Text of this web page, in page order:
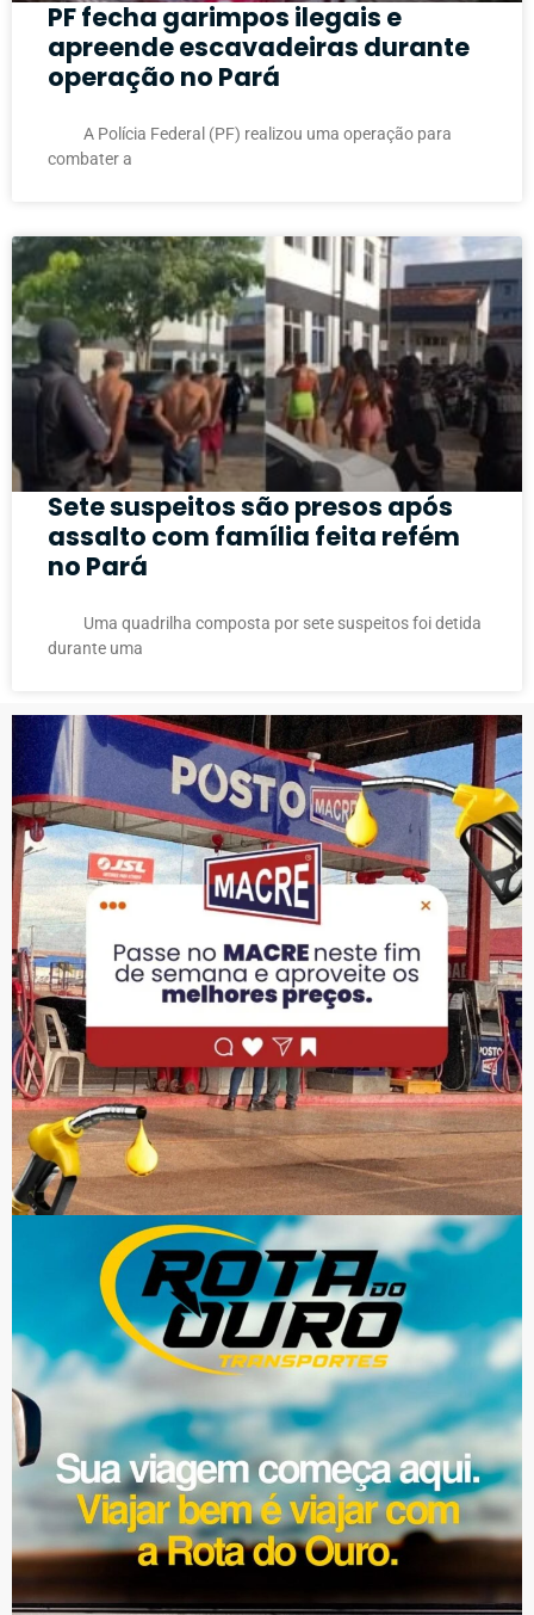
PF fecha garimpos ilegais e
apreende escavadeiras durante
operação no Pará
A Polícia Federal (PF) realizou uma operação para
combater a
Sete suspeitos são presos após
assalto com família feita refém
no Pará
Uma quadrilha composta por sete suspeitos foi detida
durante uma
PUBLICIDADE